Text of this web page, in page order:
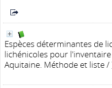
Espèces déterminantes de
lichénicoles pour l'inventaire
Aquitaine. Méthode et liste/